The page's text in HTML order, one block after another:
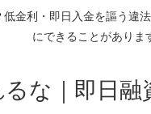
金利・即日入金を謳う
にできることがありま
な｜即日